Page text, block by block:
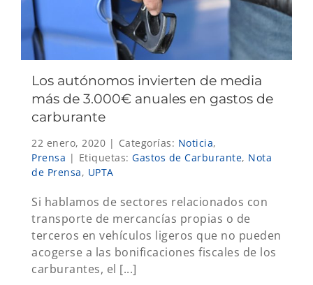
Los autónomos invierten de media
más de 3.000€ anuales en gastos de
carburante
22 enero, 2020 | Categorías: Noticia,
Prensa | Etiquetas: Gastos de Carburante, Nota
de Prensa, UPTA
Si hablamos de sectores relacionados con
transporte de mercancías propias o de
terceros en vehículos ligeros que no pueden
acogerse a las bonificaciones fiscales de los
carburantes, el [...]